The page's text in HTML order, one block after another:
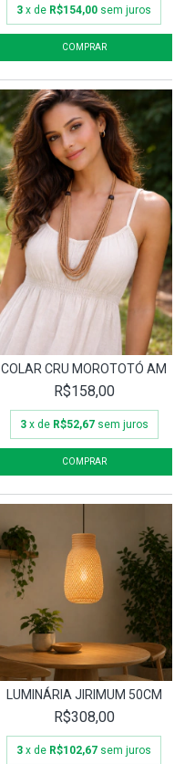
3 x de R$154,00 sem juros
COLAR CRU MOROTOTÓ AM
R$158,00
3 x de R$52,67 sem juros
LUMINÁRIA JIRIMUM 50CM
R$308,00
3 x de R$102,67 sem juros